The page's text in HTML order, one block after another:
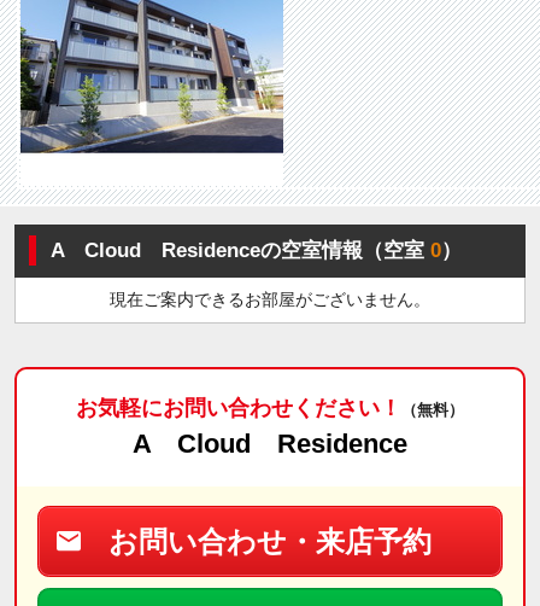
A Cloud Residenceの空室情報（空室0）
現在ご案内できるお部屋がございません。
お気軽にお問い合わせください！ （無料）
A Cloud Residence
お問い合わせ・来店予約